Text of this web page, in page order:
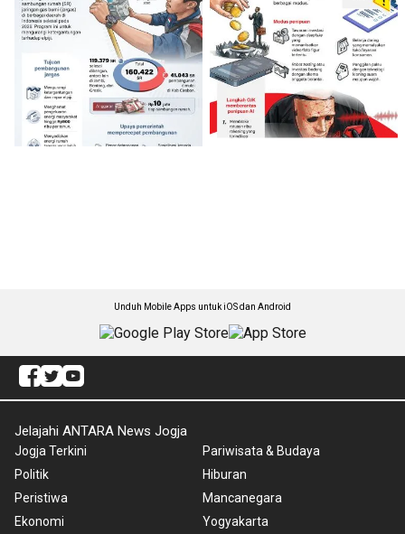
Unduh Mobile Apps untuk iOS dan Android
Jelajahi ANTARA News Jogja
Jogja Terkini
Politik
Peristiwa
Ekonomi
Pariwisata & Budaya
Hiburan
Mancanegara
Yogyakarta